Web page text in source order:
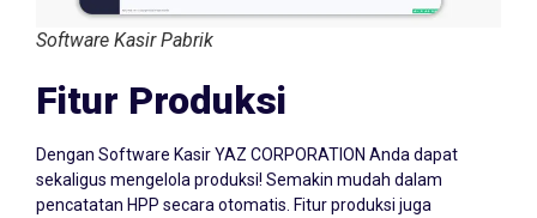
Software Kasir Pabrik
Fitur Produksi
sekaligus mengelola produksi! Semakin mudah dalam
pencatatan HPP secara otomatis. Fitur produksi juga
dilengkapi dengan masa kadaluwarsa, jadi setiap produk